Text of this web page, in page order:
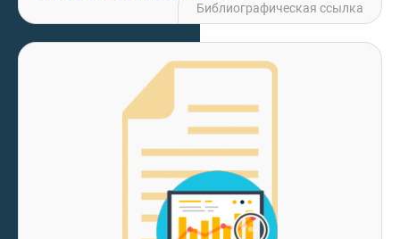
Библиографическая ссылка